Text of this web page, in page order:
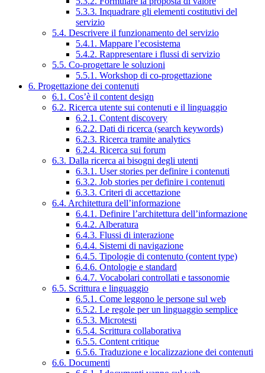
5.3.3. Inquadrare gli elementi costitutivi del
servizio
5.4. Descrivere il funzionamento del servizio
5.4.1. Mappare l’ecosistema
5.4.2. Rappresentare i flussi di servizio
5.5. Co-progettare le soluzioni
5.5.1. Workshop di co-progettazione
6. Progettazione dei contenuti
6.1. Cos’è il content design
6.2. Ricerca utente sui contenuti e il linguaggio
6.2.1. Content discovery
6.2.2. Dati di ricerca (search keywords)
6.2.3. Ricerca tramite analytics
6.2.4. Ricerca sui forum
6.3. Dalla ricerca ai bisogni degli utenti
6.3.1. User stories per definire i contenuti
6.3.2. Job stories per definire i contenuti
6.3.3. Criteri di accettazione
6.4. Architettura dell’informazione
6.4.1. Definire l’architettura dell’informazione
6.4.2. Alberatura
6.4.3. Flussi di interazione
6.4.4. Sistemi di navigazione
6.4.5. Tipologie di contenuto (content type)
6.4.6. Ontologie e standard
6.4.7. Vocabolari controllati e tassonomie
6.5. Scrittura e linguaggio
6.5.1. Come leggono le persone sul web
6.5.2. Le regole per un linguaggio semplice
6.5.3. Microtesti
6.5.4. Scrittura collaborativa
6.5.5. Content critique
6.5.6. Traduzione e localizzazione dei contenuti
6.6. Documenti